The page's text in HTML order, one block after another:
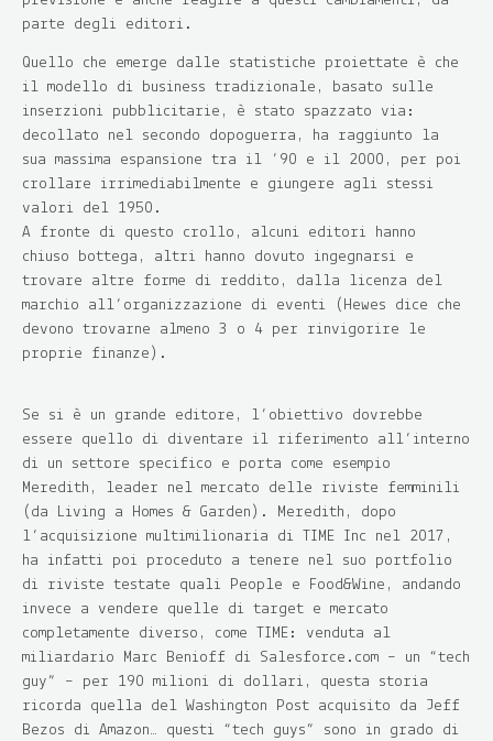
parte degli editori.
Quello che emerge dalle statistiche proiettate è che
il modello di business tradizionale, basato sulle
inserzioni pubblicitarie, è stato spazzato via:
decollato nel secondo dopoguerra, ha raggiunto la
sua massima espansione tra il ’90 e il 2000, per poi
crollare irrimediabilmente e giungere agli stessi
valori del 1950.
A fronte di questo crollo, alcuni editori hanno
chiuso bottega, altri hanno dovuto ingegnarsi e
trovare altre forme di reddito, dalla licenza del
marchio all’organizzazione di eventi (Hewes dice che
devono trovarne almeno 3 o 4 per rinvigorire le
proprie finanze).
Se si è un grande editore, l’obiettivo dovrebbe
essere quello di diventare il riferimento all’interno
di un settore specifico e porta come esempio
Meredith, leader nel mercato delle riviste femminili
(da Living a Homes & Garden). Meredith, dopo
l’acquisizione multimilionaria di TIME Inc nel 2017,
ha infatti poi proceduto a tenere nel suo portfolio
di riviste testate quali People e Food&Wine, andando
invece a vendere quelle di target e mercato
completamente diverso, come TIME: venduta al
miliardario Marc Benioff di Salesforce.com – un “tech
guy” – per 190 milioni di dollari, questa storia
ricorda quella del Washington Post acquisito da Jeff
Bezos di Amazon… questi “tech guys” sono in grado di